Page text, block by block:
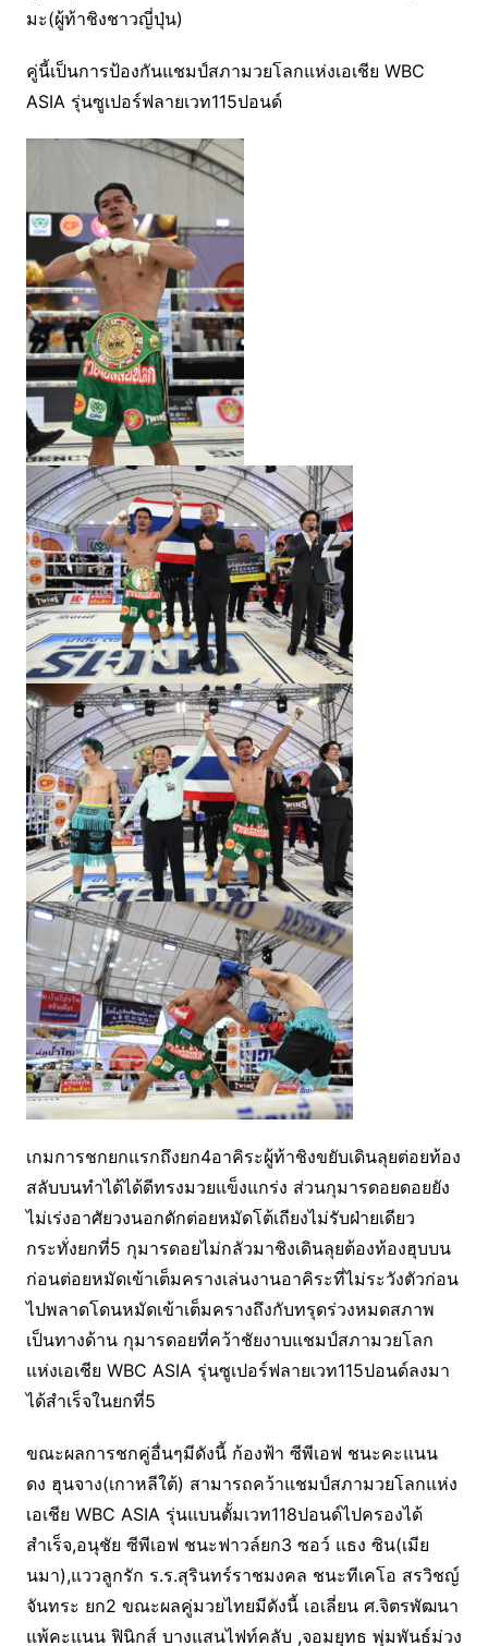
มะ(ผู้ท้าชิงชาวญี่ปุ่น)
คู่นี้เป็นการป้องกันแชมป์สภามวยโลกแห่งเอเชีย WBC
ASIA รุ่นซูเปอร์ฟลายเวท115ปอนด์
เกมการชกยกแรกถึงยก4อาคิระผู้ท้าชิงขยับเดินลุยต่อยท้อง
สลับบนทำได้ได้ดีทรงมวยแข็งแกร่ง ส่วนกุมารดอยดอยยัง
ไม่เร่งอาศัยวงนอกดักต่อยหมัดโต้เถียงไม่รับฝ่ายเดียว
กระทั่งยกที่5 กุมารดอยไม่กลัวมาชิงเดินลุยต้องท้องฮุบบน
ก่อนต่อยหมัดเข้าเต็มครางเล่นงานอาคิระที่ไม่ระวังตัวก่อน
ไปพลาดโดนหมัดเข้าเต็มครางถึงกับทรุดร่วงหมดสภาพ
เป็นทางด้าน กุมารดอยที่คว้าชัยงาบแชมป์สภามวยโลก
แห่งเอเชีย WBC ASIA รุ่นซูเปอร์ฟลายเวท115ปอนด์ลงมา
ได้สำเร็จในยกที่5
ขณะผลการชกคู่อื่นๆมีดังนี้ ก้องฟ้า ซีพีเอฟ ชนะคะแนน
ดง ฮุนจาง(เกาหลีใต้) สามารถคว้าแชมป์สภามวยโลกแห่ง
เอเชีย WBC ASIA รุ่นแบนตั้มเวท118ปอนด์ไปครองได้
สำเร็จ,อนุชัย ซีพีเอฟ ชนะฟาวล์ยก3 ซอว์ แธง ซิน(เมีย
นมา),แววลูกรัก ร.ร.สุรินทร์ราชมงคล ชนะทีเคโอ สรวิชญ์
จันทระ ยก2 ขณะผลคู่มวยไทยมีดังนี้ เอเลี่ยน ศ.จิตรพัฒนา
แพ้คะแนน ฟินิกส์ บางแสนไฟท์คลับ ,จอมยุทธ พุ่มพันธ์ม่วง